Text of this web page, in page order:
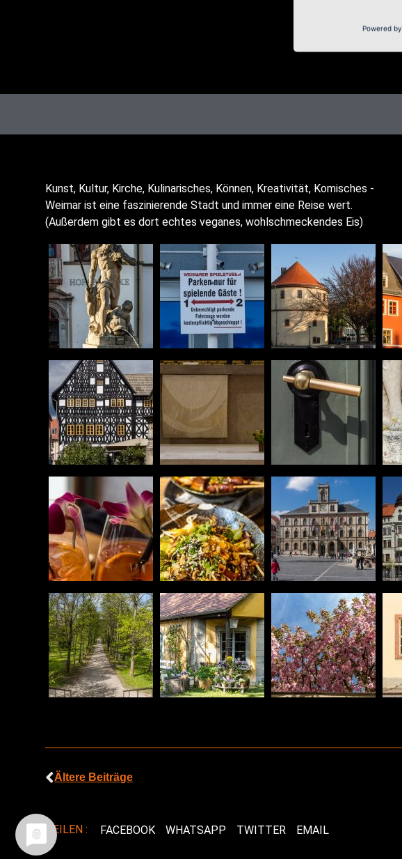
Kunst, Kul­tur, Kir­che, Kuli­na­ri­sches, Kön­nen, Krea­ti­vi­tät, Komisches -
Wei­mar ist eine fas­zi­nie­ren­de Stadt und immer eine Rei­se wert.
(Außer­dem gibt es dort ech­tes vega­nes, wohl­schme­cken­des Eis)
Ältere Beiträge
TEILEN : FACEBOOK WHATSAPP TWITTER EMAIL
Powered by